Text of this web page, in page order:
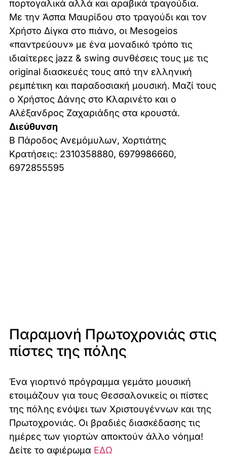
πορτογαλικά αλλά και αραβικά τραγούδια.
Με την Άσπα Μαυρίδου στο τραγούδι και τον
Χρήστο Δίγκα στο πιάνο, οι Mesogeios
«παντρεύουν» με ένα μοναδικό τρόπο τις
ιδιαίτερες jazz & swing συνθέσεις τους με τις
original διασκευές τους από την ελληνική
ρεμπέτικη και παραδοσιακή μουσική. Μαζί τους
ο Χρήστος Δάνης στο Κλαρινέτο και ο
Αλέξανδρος Ζαχαριάδης στα κρουστά.
Διεύθυνση
Β Πάροδος Ανεμόμυλων, Χορτιάτης
Kρατήσεις: 2310358880, 6979986660,
6972855595
Παραμονή Πρωτοχρονιάς στις
πίστες της πόλης
Ένα γιορτινό πρόγραμμα γεμάτο μουσική
ετοιμάζουν για τους Θεσσαλονικείς οι πίστες
της πόλης ενόψει των Χριστουγέννων και της
Πρωτοχρονιάς. Οι βραδιές διασκέδασης τις
ημέρες των γιορτών αποκτούν άλλο νόημα!
Δείτε το αφιέρωμα ΕΔΩ